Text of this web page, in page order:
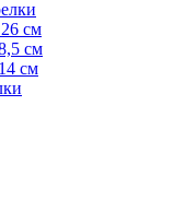
см
см
см